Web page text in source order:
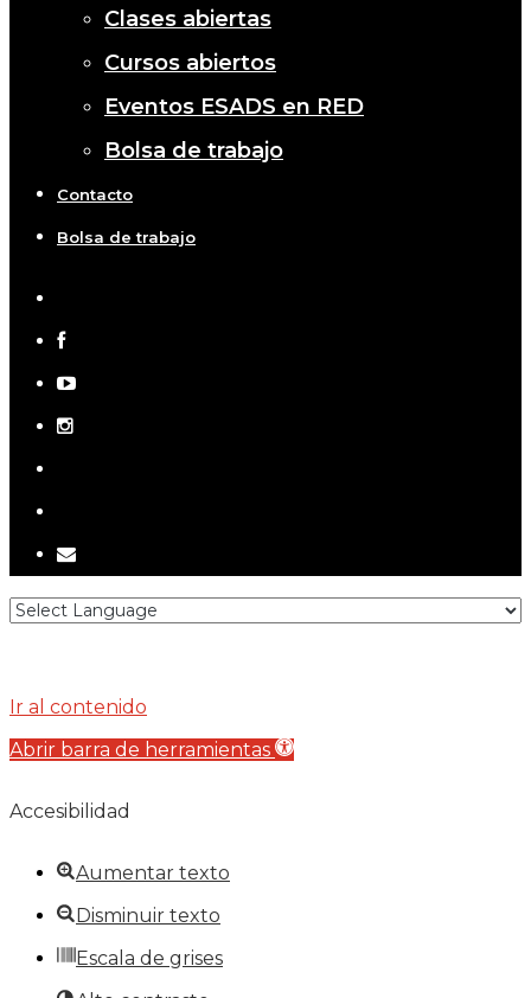
Clases abiertas
Cursos abiertos
Eventos ESADS en RED
Bolsa de trabajo
Contacto
Bolsa de trabajo
twitter
facebook
youtube
instagram
email
Ir al contenido
Abrir barra de herramientas
Accesibilidad
Aumentar texto
Disminuir texto
Escala de grises